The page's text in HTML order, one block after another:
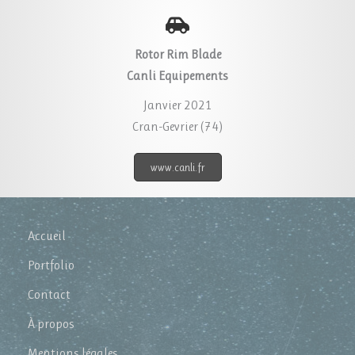
Rotor Rim Blade
Canli Equipements
Janvier 2021
Cran-Gevrier (74)
www.canli.fr
Accueil
Portfolio
Contact
À propos